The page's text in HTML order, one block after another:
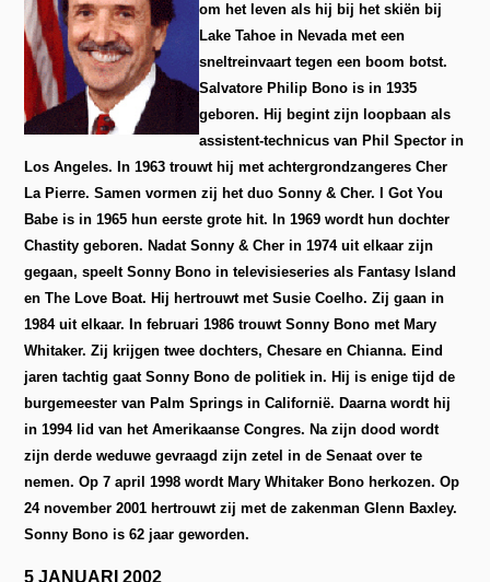
om het leven als hij bij het skiën bij
Lake Tahoe in Nevada met een
sneltreinvaart tegen een boom botst.
Salvatore Philip Bono is in 1935
geboren. Hij begint zijn loopbaan als
assistent-technicus van Phil Spector in
Los Angeles. In 1963 trouwt hij met achtergrondzangeres Cher
La Pierre. Samen vormen zij het duo Sonny & Cher. I Got You
Babe is in 1965 hun eerste grote hit. In 1969 wordt hun dochter
Chastity geboren. Nadat Sonny & Cher in 1974 uit elkaar zijn
gegaan, speelt Sonny Bono in televisieseries als Fantasy Island
en The Love Boat. Hij hertrouwt met Susie Coelho. Zij gaan in
1984 uit elkaar. In februari 1986 trouwt Sonny Bono met Mary
Whitaker. Zij krijgen twee dochters, Chesare en Chianna. Eind
jaren tachtig gaat Sonny Bono de politiek in. Hij is enige tijd de
burgemeester van Palm Springs in Californië. Daarna wordt hij
in 1994 lid van het Amerikaanse Congres. Na zijn dood wordt
zijn derde weduwe gevraagd zijn zetel in de Senaat over te
nemen. Op 7 april 1998 wordt Mary Whitaker Bono herkozen. Op
24 november 2001 hertrouwt zij met de zakenman Glenn Baxley.
Sonny Bono is 62 jaar geworden.
5 JANUARI 2002